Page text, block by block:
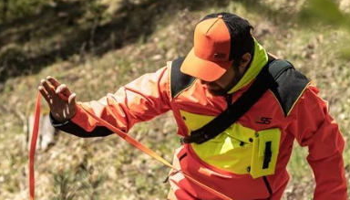
vertrieben, die sich durch ein
Sauenschutzhosen, Sicherheitsjacken oder anderer
hochwertige Verarbeitung. Der Fokus liegt auf der
dem Gedanken der Nachhaltigkeit hat PSS auch die
und eine hohe Atmungsaktivität aus.
nachhaltiger Energiequellen für die Strom- und
Weiterhin ist PSS darauf bedacht, dass die